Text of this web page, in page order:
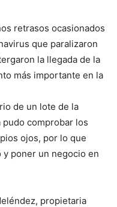
retrasos ocasionados
que paralizaron
la llegada de la
más importante en la
de un lote de la
pudo comprobar los
ojos, por lo que
poner un negocio en
propietaria